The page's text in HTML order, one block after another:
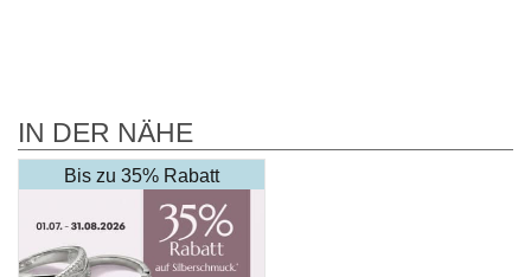
IN DER NÄHE
Bis zu 35% Rabatt